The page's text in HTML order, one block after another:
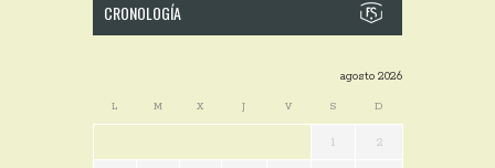
CRONOLOGÍA
agosto 2026
L M X J V S D
1 2